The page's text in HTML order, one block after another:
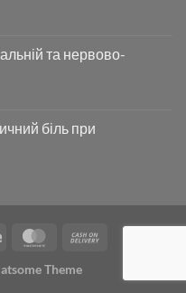
та нервово-
біль при
Theme